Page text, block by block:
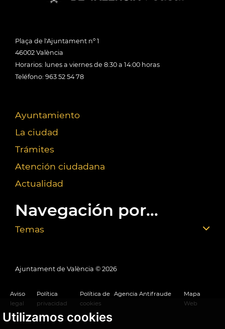
Utilizamos cookies
Plaça de l'Ajuntament nº 1
46002 València
Horarios: lunes a viernes de 8:30 a 14:00 horas
Teléfono: 963 52 54 78
Ayuntamiento
La ciudad
Trámites
Atención ciudadana
Actualidad
Navegación por...
Temas
Ajuntament de València © 2026
Aviso
legal
Política
privacidad
Política de
cookies
Agencia Antifraude
Mapa
Web